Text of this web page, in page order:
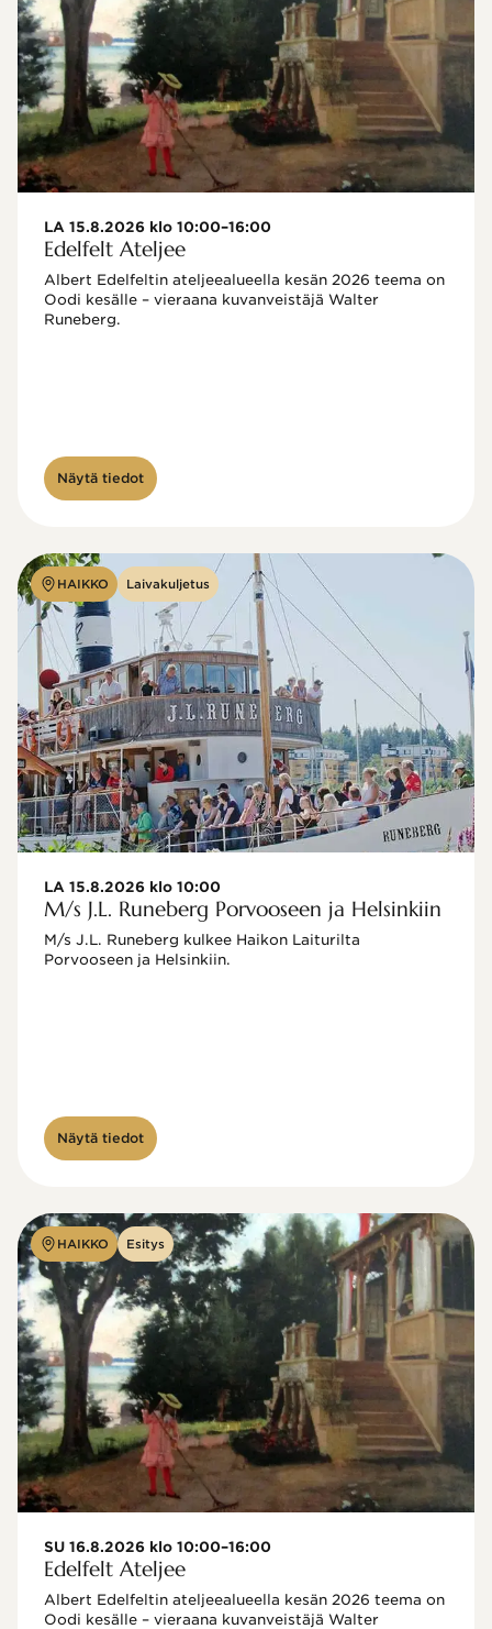
LA 15.8.2026 klo 10:00–16:00
Edelfelt Ateljee
Albert Edelfeltin ateljeealueella kesän 2026 teema on
Oodi kesälle – vieraana kuvanveistäjä Walter
Näytä tiedot
HAIKKO Laivakuljetus
LA 15.8.2026 klo 10:00
M/s J.L. Runeberg Porvooseen ja Helsinkiin
M/s J.L. Runeberg kulkee Haikon Laiturilta
Porvooseen ja Helsinkiin.
Näytä tiedot
HAIKKO Esitys
SU 16.8.2026 klo 10:00–16:00
Edelfelt Ateljee
Albert Edelfeltin ateljeealueella kesän 2026 teema on
Oodi kesälle – vieraana kuvanveistäjä Walter